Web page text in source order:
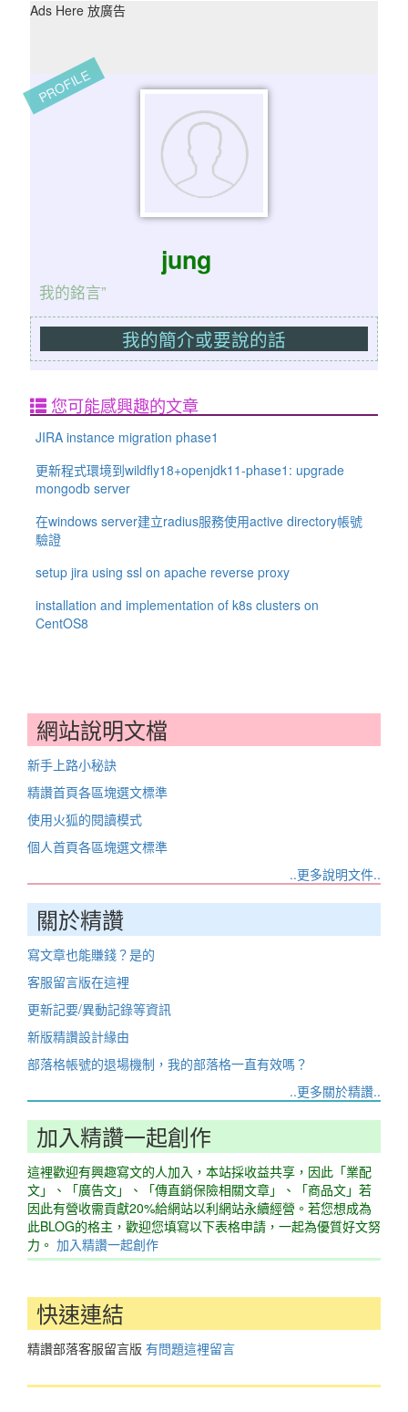
Ads Here 放廣告
PROFILE
jung
我的銘言”
我的簡介或要說的話
您可能感興趣的文章
JIRA instance migration phase1
更新程式環境到wildfly18+openjdk11-phase1: upgrade
mongodb server
在windows server建立radius服務使用active directory帳號
驗證
setup jira using ssl on apache reverse proxy
installation and implementation of k8s clusters on
CentOS8
網站說明文檔
新手上路小秘訣
精讚首頁各區塊選文標準
使用火狐的閱讀模式
個人首頁各區塊選文標準
..更多說明文件..
關於精讚
寫文章也能賺錢？是的
客服留言版在這裡
更新記要/異動記錄等資訊
新版精讚設計緣由
部落格帳號的退場機制，我的部落格一直有效嗎？
..更多關於精讚..
加入精讚一起創作
這裡歡迎有興趣寫文的人加入，本站採收益共享，因此「業配
文」、「廣告文」、「傳直銷保險相關文章」、「商品文」若
因此有營收需貢獻20%給網站以利網站永續經營。若您想成為
此BLOG的格主，歡迎您填寫以下表格申請，一起為優質好文努
力。 加入精讚一起創作
快速連結
精讚部落客服留言版 有問題這裡留言